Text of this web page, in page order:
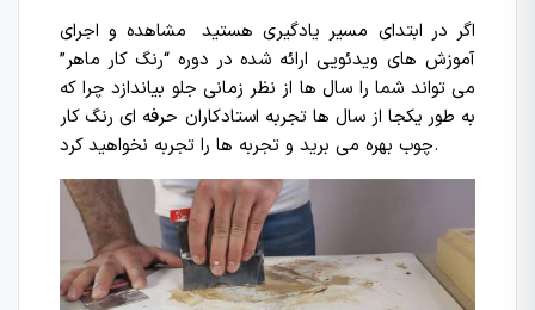
اگر در ابتدای مسیر یادگیری هستید مشاهده و اجرای
آموزش های ویدئویی ارائه شده در دوره “رنگ کار ماهر”
می تواند شما را سال ها از نظر زمانی جلو بیاندازد چرا که
به طور یکجا از سال ها تجربه استادکاران حرفه ای رنگ کار
چوب بهره می برید و تجربه ها را تجربه نخواهید کرد.